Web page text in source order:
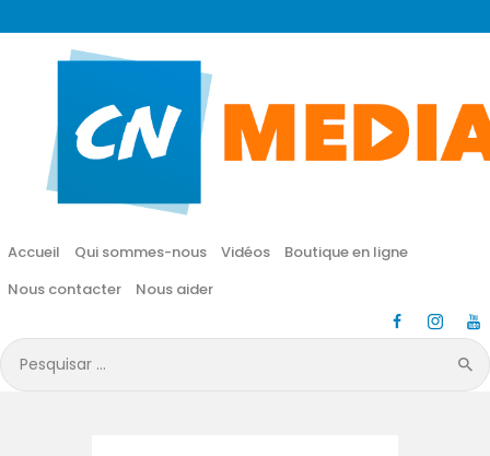
Accueil Qui sommes-nous Vidéos
Boutique en ligne
Nous contacter
Nous aider
Pesquisar
por:
CN MÉDIA
Une vie nouvelle en JESUS !
Accueil
Vidéos
Boutique en ligne